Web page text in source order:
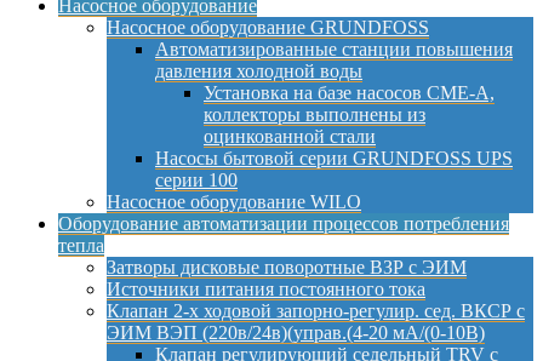
Насосное оборудование
Насосное оборудование GRUNDFOSS
Автоматизированные станции повышения
давления холодной воды
Установка на базе насосов CME-A,
коллекторы выполнены из
оцинкованной стали
Насосы бытовой серии GRUNDFOSS UPS
серии 100
Насосное оборудование WILO
Оборудование автоматизации процессов потребления
тепла
Затворы дисковые поворотные ВЗР с ЭИМ
Источники питания постоянного тока
Клапан 2-х ходовой запорно-регулир. сед. ВКСР с
ЭИМ ВЭП (220в/24в)(управ.(4-20 мА/(0-10В)
Клапан регулирующий седельный TRV с